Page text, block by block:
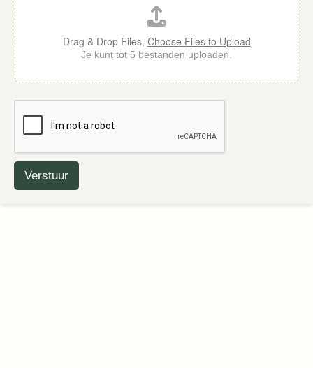
Drag & Drop Files, Choose Files to Upload
Je kunt tot 5 bestanden uploaden.
Verstuur